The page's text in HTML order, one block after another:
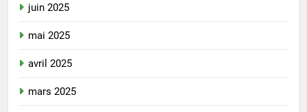
juin 2025
mai 2025
avril 2025
mars 2025